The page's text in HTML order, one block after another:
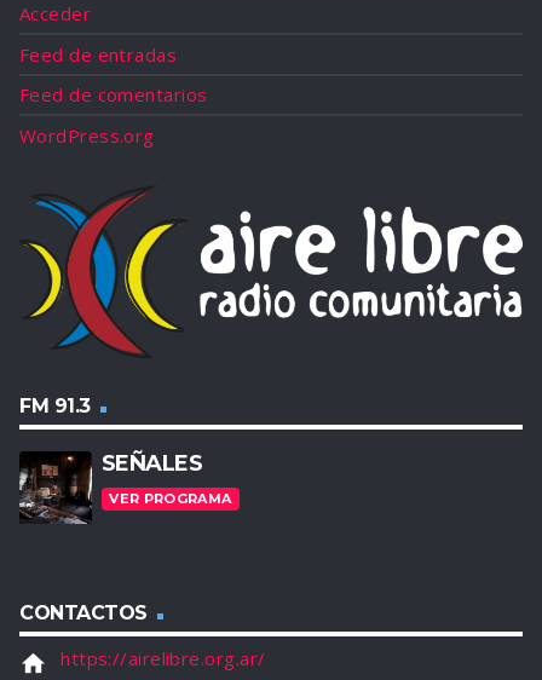
Acceder
Feed de entradas
Feed de comentarios
WordPress.org
FM 91.3
SEÑALES
VER PROGRAMA
CONTACTOS
home https://airelibre.org.ar/